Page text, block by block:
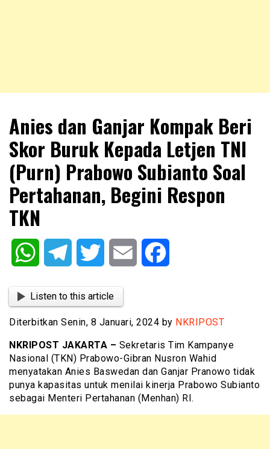
NKRIPOST
Anies dan Ganjar Kompak Beri
Skor Buruk Kepada Letjen TNI
(Purn) Prabowo Subianto Soal
Pertahanan, Begini Respon
TKN
WhatsAppTelegram Twitter Email
Listen to this article
Diterbitkan Senin, 8 Januari, 2024 by NKRIPOST
NKRIPOST JAKARTA – Sekretaris Tim Kampanye
Nasional (TKN) Prabowo-Gibran Nusron Wahid
menyatakan Anies Baswedan dan Ganjar Pranowo tidak
punya kapasitas untuk menilai kinerja Prabowo Subianto
sebagai Menteri Pertahanan (Menhan) RI.